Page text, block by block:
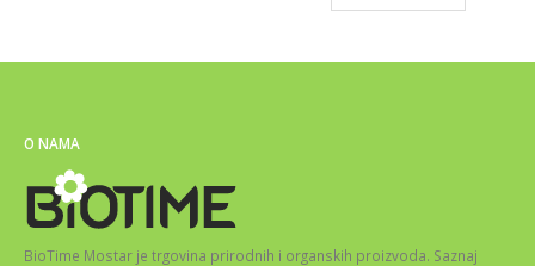
O NAMA
BioTime Mostar je trgovina prirodnih i organskih proizvoda. Saznaj